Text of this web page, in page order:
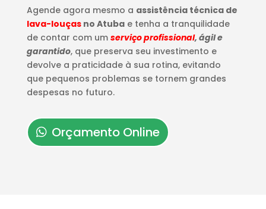
Agende agora mesmo a assistência técnica de
lava-louçasno Atubae tenha a tranquilidade
de contar com um serviço profissional, ágil e
garantido, que preserva seu investimento e
devolve a praticidade à sua rotina, evitando
que pequenos problemas se tornem grandes
despesas no futuro.
Orçamento Online